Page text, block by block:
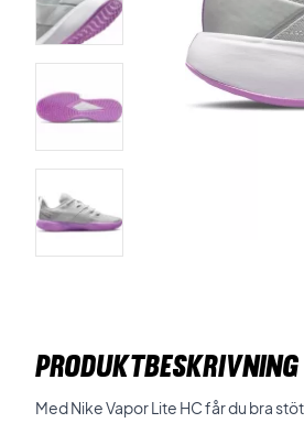
PRODUKTBESKRIVNING
Med Nike Vapor Lite HC får du bra